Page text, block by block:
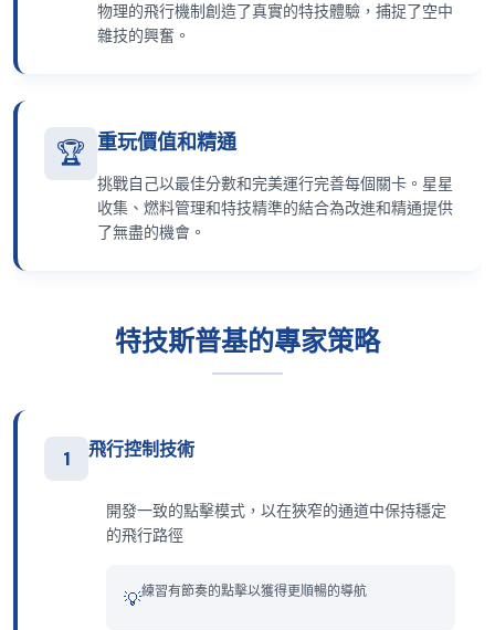
物理的飛行機制創造了真實的特技體驗，捕捉了空中
雜技的興奮。
🏆 重玩價值和精通
挑戰自己以最佳分數和完美運行完善每個關卡。星星
收集、燃料管理和特技精準的結合為改進和精通提供
了無盡的機會。
特技斯普基的專家策略
1 飛行控制技術
開發一致的點擊模式，以在狹窄的通道中保持穩定
的飛行路徑
💡練習有節奏的點擊以獲得更順暢的導航